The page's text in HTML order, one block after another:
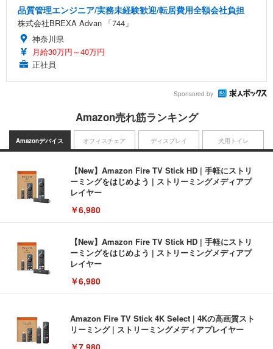
品質管理エンジニア/実務未経験歓迎/転居費用全額会社負担
株式会社BREXA Advan 「744」
神奈川県
月給30万円～40万円
正社員
Sponsored by
Amazon売れ筋ランキング
Amazonデバイス
【New】Amazon Fire TV Stick HD | 手軽にストリ
ーミングをはじめよう | ストリーミングメディアプ
レイヤー
￥6,980
【New】Amazon Fire TV Stick HD | 手軽にストリ
ーミングをはじめよう | ストリーミングメディアプ
レイヤー
￥6,980
Amazon Fire TV Stick 4K Select | 4Kの高画質スト
リーミング | ストリーミングメディアプレイヤー
￥7,980
オフィスチェア ディスプレイ 犬用トイレ